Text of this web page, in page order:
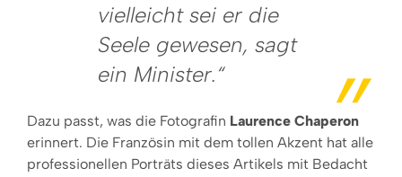
vielleicht sei er die
Seele gewesen, sagt
ein Minister.“
Dazu passt, was die Fotografin Laurence Chaperon
erinnert. Die Französin mit dem tollen Akzent hat alle
professionellen Porträts dieses Artikels mit Bedacht